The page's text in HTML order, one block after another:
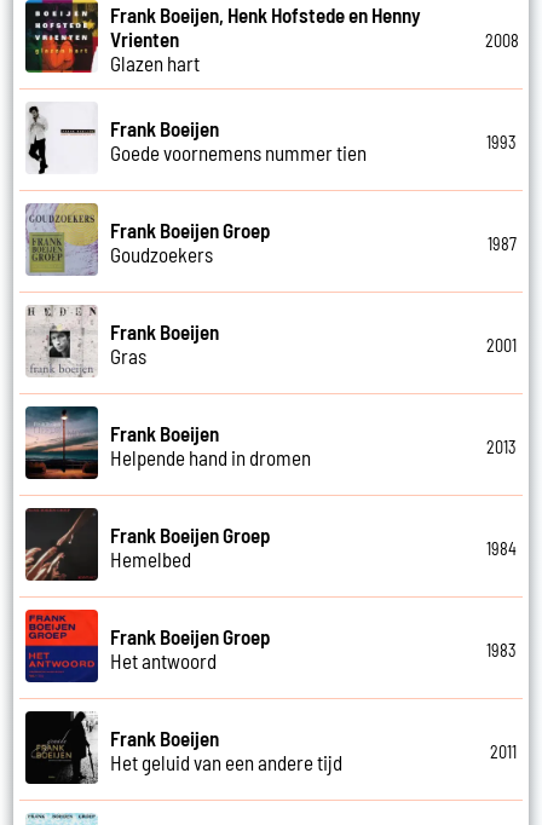
Frank Boeijen, Henk Hofstede en Henny
Vrienten
Glazen hart
2008
Frank Boeijen
Goede voornemens nummer tien
1993
Frank Boeijen Groep
Goudzoekers
1987
Frank Boeijen
Gras
2001
Frank Boeijen
Helpende hand in dromen
2013
Frank Boeijen Groep
Hemelbed
1984
Frank Boeijen Groep
Het antwoord
1983
Frank Boeijen
Het geluid van een andere tijd
2011